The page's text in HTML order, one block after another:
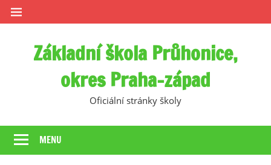
Skip
to
Základní škola Průhonice,
okres Praha-západ
Oficiální stránky školy
MENU